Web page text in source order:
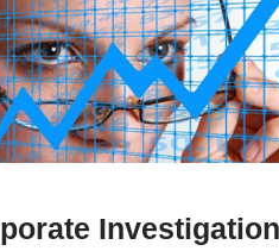
Investigation